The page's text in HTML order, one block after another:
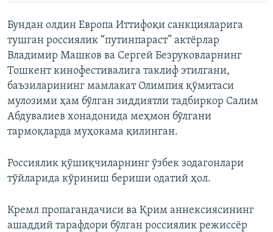
Бундан олдин Европа Иттифоқи санкцияларига
тушган россиялик “путинпараст” актёрлар
Владимир Машков ва Сергей Безруковларнинг
Тошкент кинофестивалига таклиф этилгани,
баъзиларининг мамлакат Олимпия қўмитаси
мулозими ҳам бўлган зиддиятли тадбиркор Салим
Абдувалиев хонадонида меҳмон бўлгани
тармоқларда муҳокама қилинган.
Россиялик қўшиқчиларнинг ўзбек зодагонлари
тўйларида кўриниш бериши одатий ҳол.
Кремл пропагандачиси ва Қрим аннексиясининг
ашаддий тарафдори бўлган россиялик режиссёр